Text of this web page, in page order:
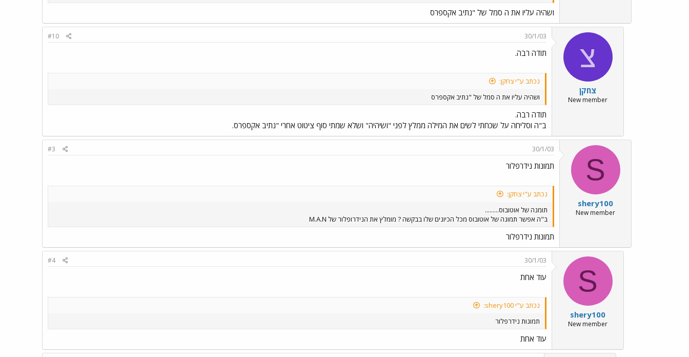
ושהיה עליו את ה סמל של "נתיב אקספרס
צ
צחקן
New member
30/1/03
#10
תודה רבה.
נכתב ע"י צחקן:
ושהיה עליו את ה סמל של "נתיב אקספרס
תודה רבה.
ב"ה וסליחה על שכחתי לשים את המילה ממלץ לפני "ושיהיה" ושלא שמתי סוף ציטוט אחרי "נתיב אקספרס.
S
shery100
New member
30/1/03
#3
תמונות נידרפלור
נכתב ע"י צחקן:
תומנה של אוטובוס.........
ב"ה אפשר תמונה של אוטובוס מכל הכיונים שלו בבקשה ? מומלץ את הנידרופלור של M.A.N
תמונות נידרפלור
S
shery100
New member
30/1/03
#4
עוד אחת
נכתב ע"י shery100:
תמונות נידרפלור
עוד אחת